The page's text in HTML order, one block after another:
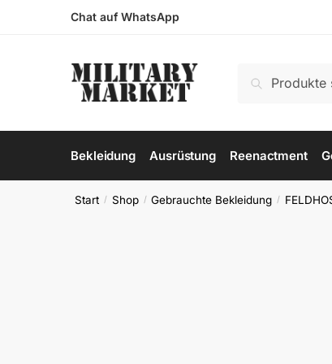
Chat auf WhatsApp
nach:
Suchen
Bekleidung Ausrüstung Reenactment
Start / Shop / Gebrauchte Bekleidung /